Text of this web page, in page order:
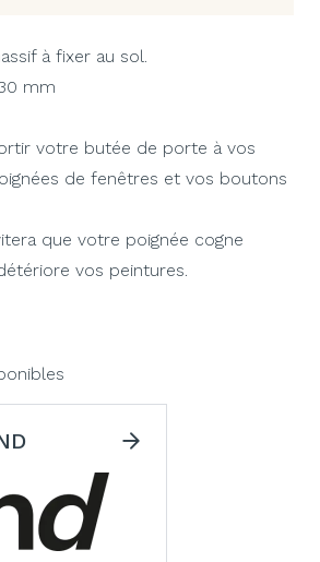
à fixer au sol.
mm
votre butée de porte à vos
de fenêtres et vos boutons
que votre poignée cogne
vos peintures.